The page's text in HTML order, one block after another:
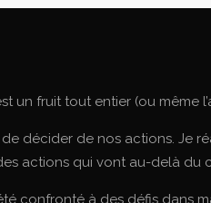
un fruit tout entier (ou même
décider de nos actions. Je
actions qui vont au-delà du
confronté à des défis dans